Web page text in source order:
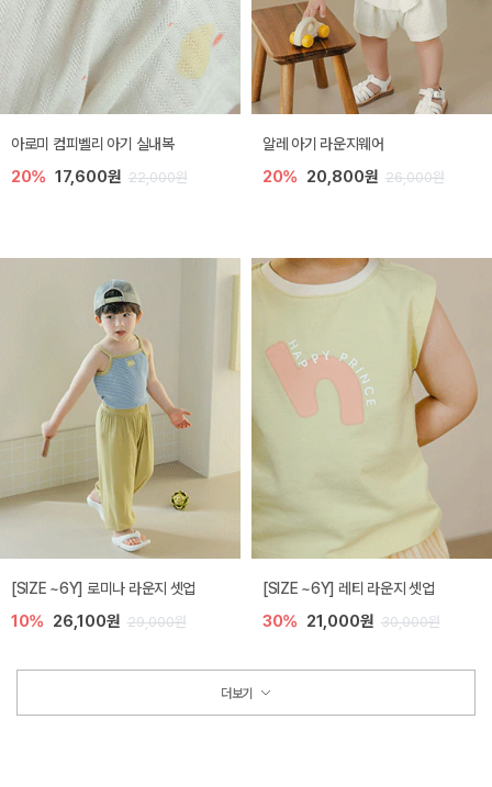
아로미 컴피벨리 아기 실내복
20% 17,600원 22,000원
알레 아기 라운지웨어
20% 20,800원 26,000원
[SIZE ~6Y] 로미나 라운지 셋업
10% 26,100원 29,000원
[SIZE ~6Y] 레티 라운지 셋업
30% 21,000원 30,000원
더보기